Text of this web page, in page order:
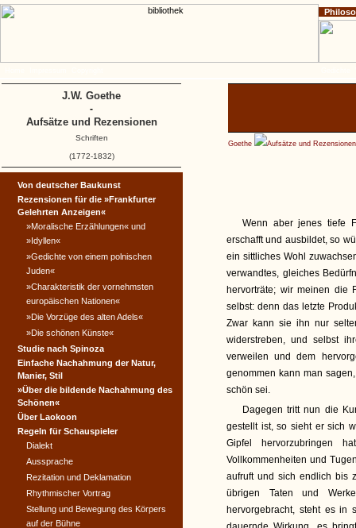
Goethe Aufsätze und Rezensionen
Wenn aber jenes tiefe
erschafft und ausbildet, so
ein sittliches Wohl
verwandtes, gleiches
hervorträte; wir meinen die
selbst: denn das letzte
Zwar kann sie ihn nur
widerstreben, und selbst
verweilen und dem
genommen kann man
schön sei.
Dagegen tritt nun die
gestellt ist, so sieht er sich
Gipfel hervorzubringen
Vollkommenheiten und
aufruft und sich endlich bis
übrigen Taten und
hervorgebracht, steht es in
Von deutscher Baukunst
Rezensionen für die »Frankfurter
Gelehrten Anzeigen«
»Moralische Erzählungen« und
»Idyllen«
»Gedichte von einem polnischen
Juden«
»Charakteristik der vornehmsten
europäischen Nationen«
»Die Vorzüge des alten Adels«
»Die schönen Künste«
Studie nach Spinoza
Einfache Nachahmung der Natur,
Manier, Stil
»Über die bildende Nachahmung des
Schönen«
Über Laokoon
Regeln für Schauspieler
Dialekt
Aussprache
Rezitation und Deklamation
Rhythmischer Vortrag
Stellung und Bewegung des Körpers
auf der Bühne
J.W. Goethe
-
Aufsätze und Rezensionen
Schriften
(1772-1832)